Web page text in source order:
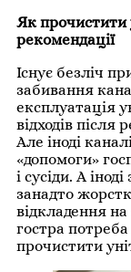
Як прочистити
рекомендації
Існує безліч
забивання
експлуатація
відходів
Але іноді
«допомоги»
і сусіди. А
занадто
відкладення на
гостра
прочистити